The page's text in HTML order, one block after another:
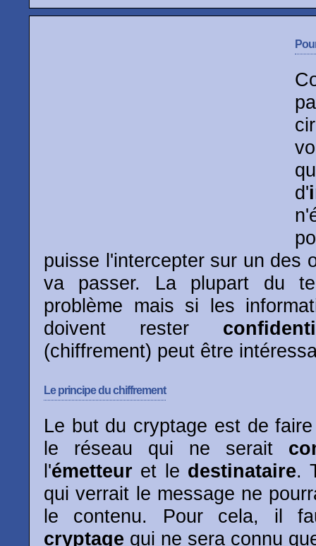
d'
puisse l'intercepter sur un des
va passer. La plupart du
problème mais si les
doivent rester
(chiffrement) peut être
Le principe du chiffrement
Le but du cryptage est de
le réseau qui ne serait
l'émetteur et le destinataire.
qui verrait le message ne
le contenu. Pour cela, il
cryptage qui ne sera connu